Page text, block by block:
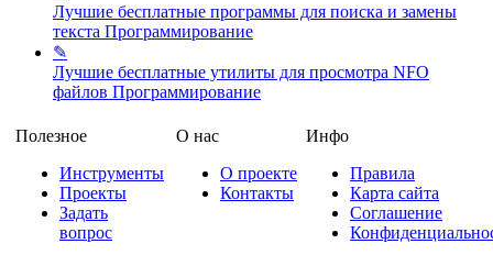
Лучшие бесплатные программы для поиска и замены
текста Программирование
✎
Лучшие бесплатные утилиты для просмотра NFO
файлов Программирование
Полезное
Инструменты
Проекты
Задать
вопрос
О нас
О проекте
Контакты
Инфо
Правила
Карта сайта
Соглашение